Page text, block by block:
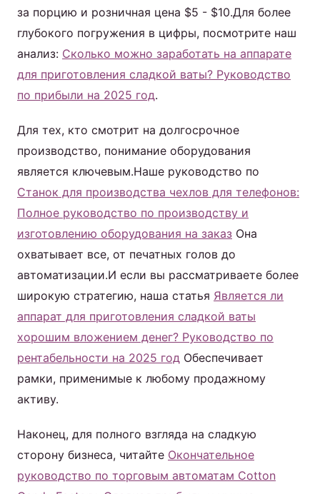
за порцию и розничная цена $5 - $10.Для более
глубокого погружения в цифры, посмотрите наш
анализ: Сколько можно заработать на аппарате
для приготовления сладкой ваты? Руководство
по прибыли на 2025 год.
Для тех, кто смотрит на долгосрочное
производство, понимание оборудования
является ключевым.Наше руководство по
Станок для производства чехлов для телефонов:
Полное руководство по производству и
изготовлению оборудования на заказ Она
охватывает все, от печатных голов до
автоматизации.И если вы рассматриваете более
широкую стратегию, наша статья Является ли
аппарат для приготовления сладкой ваты
хорошим вложением денег? Руководство по
рентабельности на 2025 год Обеспечивает
рамки, применимые к любому продажному
активу.
Наконец, для полного взгляда на сладкую
сторону бизнеса, читайте Окончательное
руководство по торговым автоматам Cotton